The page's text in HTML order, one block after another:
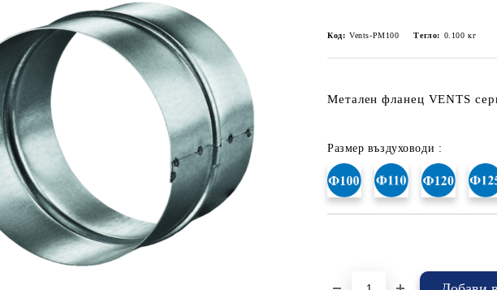
Код: Vents-PM100 Тегло: 0.100 кг
Метален фланец VENTS
Размер въздуховоди :